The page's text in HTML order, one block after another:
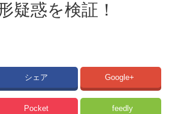
疑惑を検証！
シェア Google+
Pocket feedly